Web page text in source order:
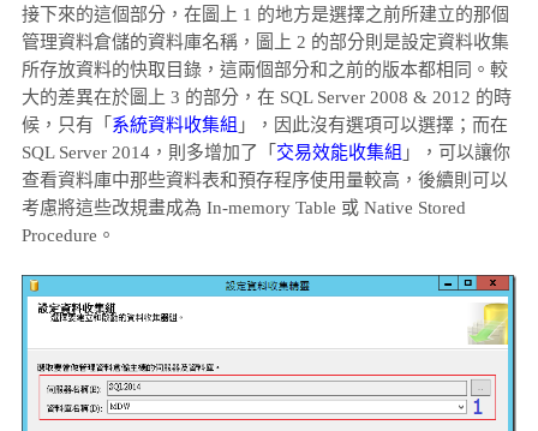
接下來的這個部分，在圖上 1 的地方是選擇之前所建立的那個
管理資料倉儲的資料庫名稱，圖上 2 的部分則是設定資料收集
所存放資料的快取目錄，這兩個部分和之前的版本都相同。較
大的差異在於圖上 3 的部分，在 SQL Server 2008 & 2012 的時
候，只有「 系統資料收集組 」，因此沒有選項可以選擇；而在
SQL Server 2014，則多增加了「 交易效能收集組 」，可以讓你
查看資料庫中那些資料表和預存程序使用量較高，後續則可以
考慮將這些改規畫成為 In-memory Table 或 Native Stored
Procedure。